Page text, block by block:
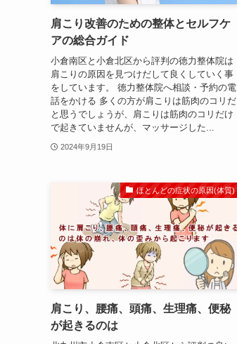
肩こり改善のための整体とセルフケ
アの総合ガイド
小倉南区と小倉北区から評判の徳力整体院は
肩こりの原因を見つけだして良くしていく事
をしています。 徳力整体院へ相談・予約の電
話をかける 多くの方が肩こりは筋肉のコリだ
と思うでしょうが、肩こりは筋肉のコリだけ
で起きていませんが、マッサージした...
2024年9月19日
ほとんどの症状の原因(体質)
肩こり、腰痛、頭痛、生理痛、便秘
が起きるのは